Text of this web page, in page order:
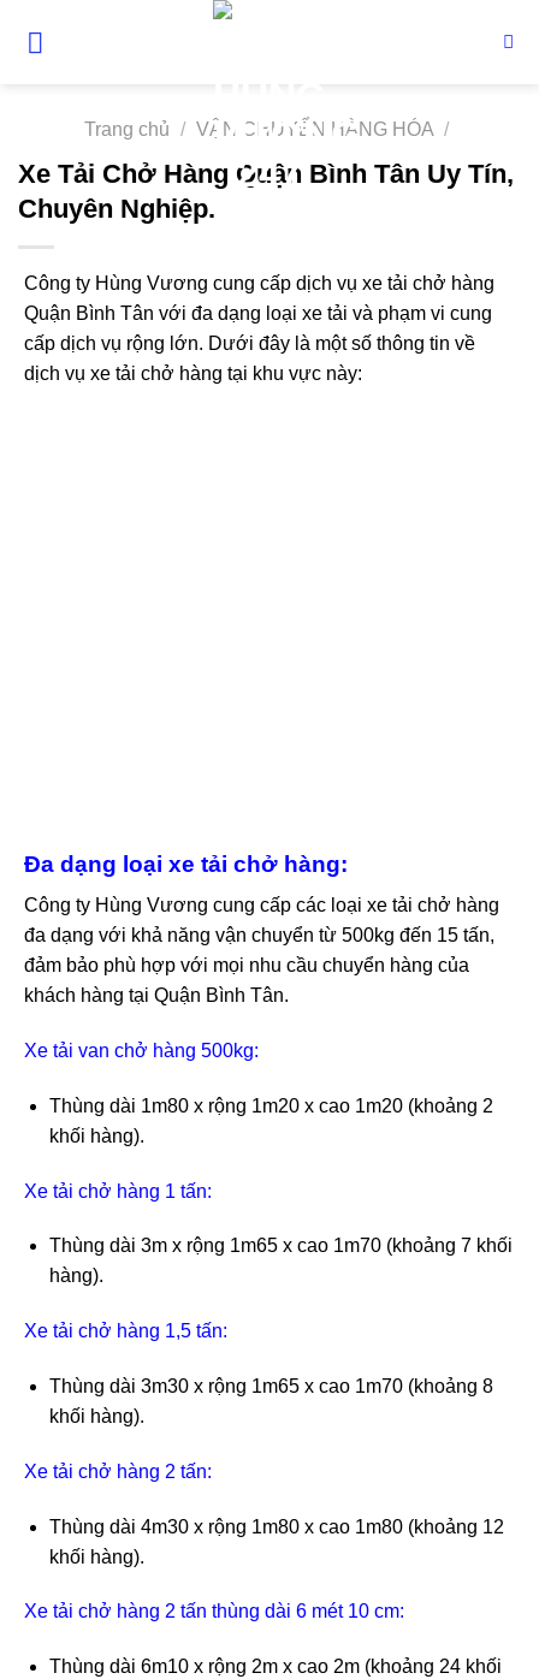
Trang chủ / VẬN CHUYỂN HÀNG HÓA /
Xe Tải Chở Hàng Quận Bình Tân Uy Tín,
Chuyên Nghiệp.
Công ty Hùng Vương cung cấp dịch vụ xe tải chở hàng
Quận Bình Tân với đa dạng loại xe tải và phạm vi cung
cấp dịch vụ rộng lớn. Dưới đây là một số thông tin về
dịch vụ xe tải chở hàng tại khu vực này:
Đa dạng loại xe tải chở hàng:
Công ty Hùng Vương cung cấp các loại xe tải chở hàng
đa dạng với khả năng vận chuyển từ 500kg đến 15 tấn,
đảm bảo phù hợp với mọi nhu cầu chuyển hàng của
khách hàng tại Quận Bình Tân.
Xe tải van chở hàng 500kg:
Thùng dài 1m80 x rộng 1m20 x cao 1m20 (khoảng 2
khối hàng).
Xe tải chở hàng 1 tấn:
Thùng dài 3m x rộng 1m65 x cao 1m70 (khoảng 7 khối
hàng).
Xe tải chở hàng 1,5 tấn:
Thùng dài 3m30 x rộng 1m65 x cao 1m70 (khoảng 8
khối hàng).
Xe tải chở hàng 2 tấn:
Thùng dài 4m30 x rộng 1m80 x cao 1m80 (khoảng 12
khối hàng).
Xe tải chở hàng 2 tấn thùng dài 6 mét 10 cm:
Thùng dài 6m10 x rộng 2m x cao 2m (khoảng 24 khối